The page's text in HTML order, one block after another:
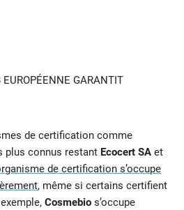
GARANTIT
de certification comme
plus connus restant Ecocert SA et
de certification s’occupe
, même si certains certifient
Cosmebio s’occupe